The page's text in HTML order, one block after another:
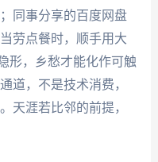
同事分享的百度网盘
劳点餐时，顺手用大
形，乡愁才能化作可触
道，不是技术消费，
天涯若比邻的前提，